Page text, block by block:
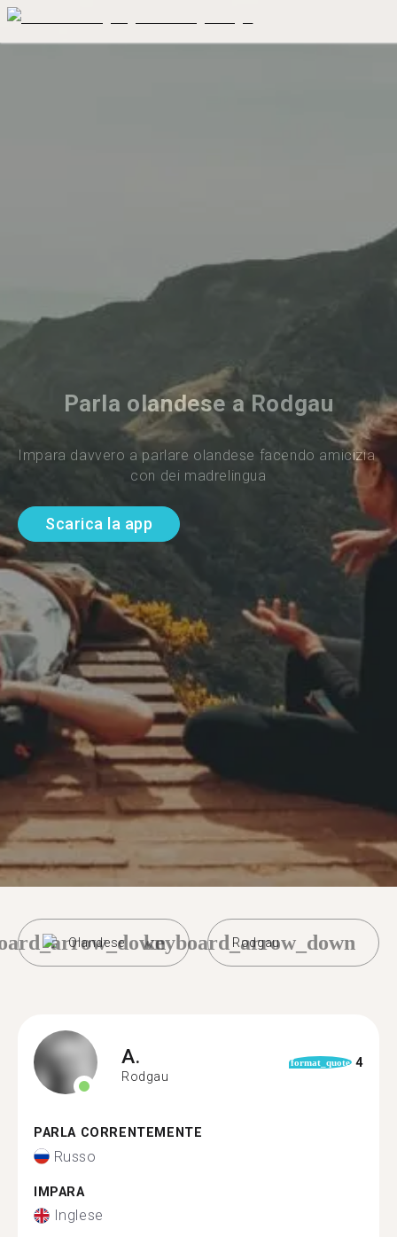
Parla olandese a Rodgau
Impara davvero a parlare olandese facendo amicizia
con dei madrelingua
Scarica la app
Olandese Rodgau
keyboard_arrow_down
A.
Rodgau
format_quote 4
PARLA CORRENTEMENTE
Russo
IMPARA
Inglese